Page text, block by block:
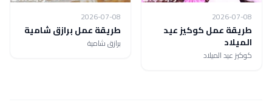
2026-07-08
طريقة عمل كوكيز عيد
الميلاد
كوكيز عيد الميلاد
2026-07-08
طريقة عمل برازق شامية
برازق شامية